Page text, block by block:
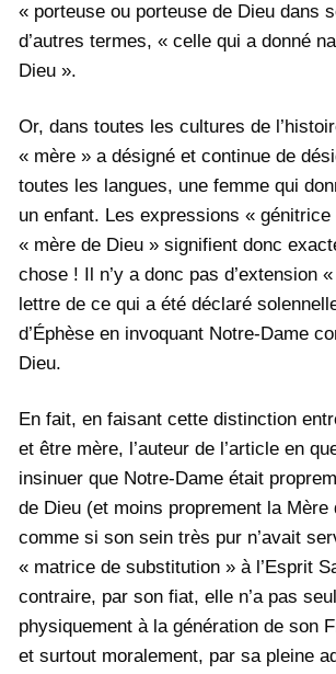
« porteuse ou porteuse de Dieu dans
d’autres termes, « celle qui a donné
Dieu ».
Or, dans toutes les cultures de
« mère » a désigné et continue de
toutes les langues, une femme qui
un enfant. Les expressions « génitrice
« mère de Dieu » signifient donc
chose ! Il n’y a donc pas d’extension
lettre de ce qui a été déclaré
d’Éphèse en invoquant Notre-Dame
Dieu.
En fait, en faisant cette distinction
et être mère, l’auteur de l’article en
insinuer que Notre-Dame était
de Dieu (et moins proprement la Mère
comme si son sein très pur n’avait
« matrice de substitution » à l’Esprit
contraire, par son fiat, elle n’a pas
physiquement à la génération de son
et surtout moralement, par sa pleine